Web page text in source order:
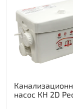
насос КН 2D